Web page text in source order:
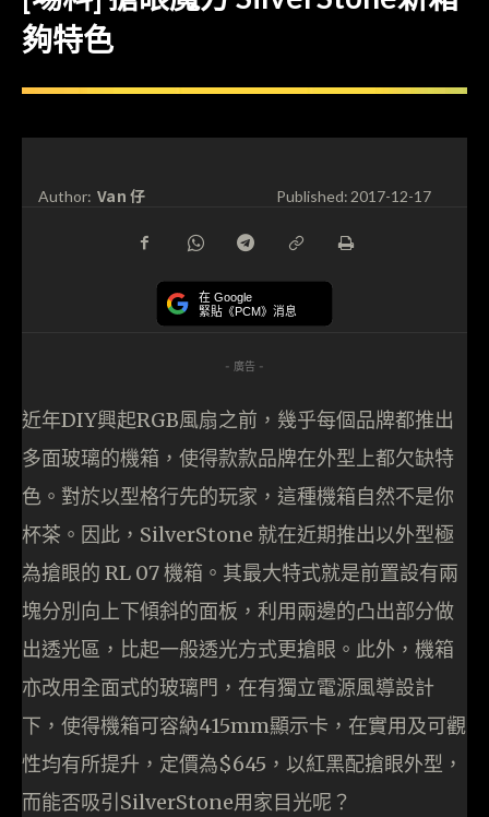
夠特色
Author: Van 仔 Published:2017-12-17
在 Google
緊貼《PCM》消息
- 廣告 -
近年DIY興起RGB風扇之前，幾乎每個品牌都推出
多面玻璃的機箱，使得款款品牌在外型上都欠缺特
色。對於以型格行先的玩家，這種機箱自然不是你
杯茶。因此，SilverStone 就在近期推出以外型極
為搶眼的 RL 07 機箱。其最大特式就是前置設有兩
塊分別向上下傾斜的面板，利用兩邊的凸出部分做
出透光區，比起一般透光方式更搶眼。此外，機箱
亦改用全面式的玻璃門，在有獨立電源風導設計
下，使得機箱可容納415mm顯示卡，在實用及可觀
性均有所提升，定價為$645，以紅黑配搶眼外型，
而能否吸引SilverStone用家目光呢？